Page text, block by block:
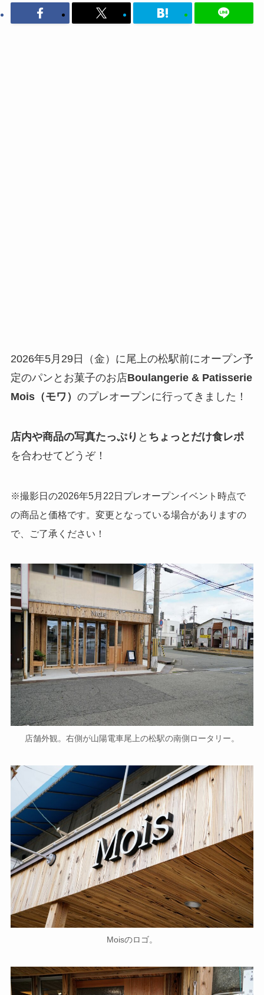
2026年5月29日（金）に尾上の松駅前にオープン予
定のパンとお菓子のお店Boulangerie & Patisserie
Mois（モワ） のプレオープンに行ってきました！
店内や商品の写真たっぷり と ちょっとだけ食レポ
を合わせてどうぞ！
※撮影日の2026年5月22日プレオープンイベント時点で
の商品と価格です。変更となっている場合がありますの
で、ご了承ください！
店舗外観。右側が山陽電車尾上の松駅の南側ロータリー。
Moisのロゴ。